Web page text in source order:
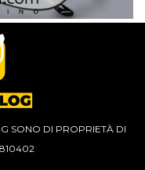
SONO DI PROPRIETÀ DI